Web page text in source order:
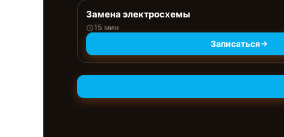
Замена электросхемы
15 мин
Записаться